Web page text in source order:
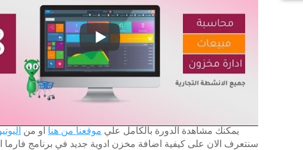
يمكنك مشاهدة الدورة بالكامل علي موقعنا من هنا او من
سنتعرف الان على كيفية اضافة مخزن ادوية جديد في برنامج